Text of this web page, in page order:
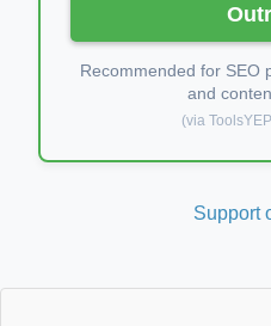
Recommended for SEO
and
(via
Support